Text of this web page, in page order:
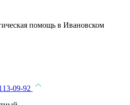
помощь в Ивановском
09-92